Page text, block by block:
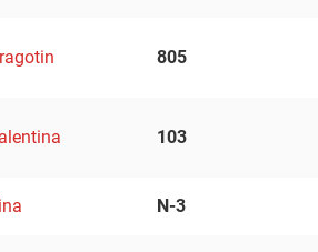
805
103
N-3